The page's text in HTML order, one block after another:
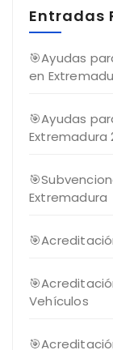
Entradas
🎯Ayudas
en
🎯Ayudas
Extremadura
Extremadura
Vehículos